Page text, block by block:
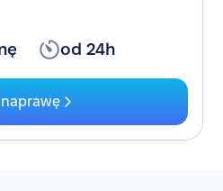
od 24h